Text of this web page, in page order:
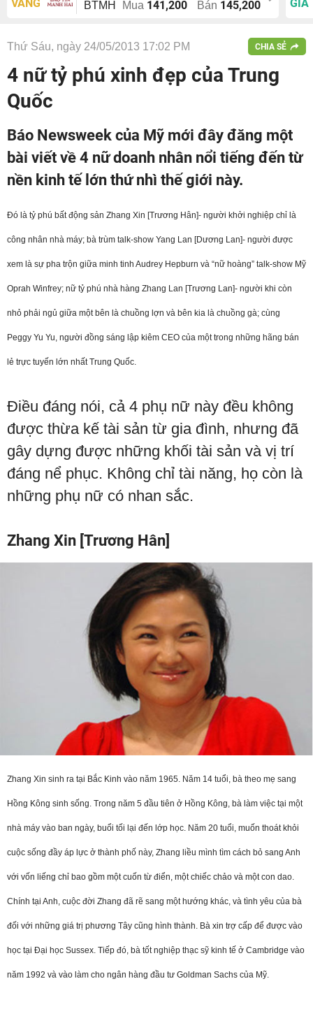
VÀNG
BTMH Mua 141,200 Bán 145,200
GIÁ
Thứ Sáu, ngày 24/05/2013 17:02 PM CHIA SẺ
4 nữ tỷ phú xinh đẹp của Trung
Quốc
Báo Newsweek của Mỹ mới đây đăng một
bài viết về 4 nữ doanh nhân nổi tiếng đến từ
nền kinh tế lớn thứ nhì thế giới này.
Đó là tỷ phú bất động sản Zhang Xin [Trương Hân]- người khởi nghiệp chỉ là
công nhân nhà máy; bà trùm talk-show Yang Lan [Dương Lan]- người được
xem là sự pha trộn giữa minh tinh Audrey Hepburn và “nữ hoàng” talk-show Mỹ
Oprah Winfrey; nữ tỷ phú nhà hàng Zhang Lan [Trương Lan]- người khi còn
nhỏ phải ngủ giữa một bên là chuồng lợn và bên kia là chuồng gà; cùng
Peggy Yu Yu, người đồng sáng lập kiêm CEO của một trong những hãng bán
lẻ trực tuyến lớn nhất Trung Quốc.
Điều đáng nói, cả 4 phụ nữ này đều không
được thừa kế tài sản từ gia đình, nhưng đã
gây dựng được những khối tài sản và vị trí
đáng nể phục. Không chỉ tài năng, họ còn là
những phụ nữ có nhan sắc.
Zhang Xin [Trương Hân]
Zhang Xin sinh ra tại Bắc Kinh vào năm 1965. Năm 14 tuổi, bà theo mẹ sang
Hồng Kông sinh sống. Trong năm 5 đầu tiên ở Hồng Kông, bà làm việc tại một
nhà máy vào ban ngày, buổi tối lại đến lớp học. Năm 20 tuổi, muốn thoát khỏi
cuộc sống đầy áp lực ở thành phố này, Zhang liều mình tìm cách bỏ sang Anh
với vốn liếng chỉ bao gồm một cuốn từ điển, một chiếc chảo và một con dao.
Chính tại Anh, cuộc đời Zhang đã rẽ sang một hướng khác, và tình yêu của bà
đối với những giá trị phương Tây cũng hình thành. Bà xin trợ cấp để được vào
học tại Đại học Sussex. Tiếp đó, bà tốt nghiệp thạc sỹ kinh tế ở Cambridge vào
năm 1992 và vào làm cho ngân hàng đầu tư Goldman Sachs của Mỹ.